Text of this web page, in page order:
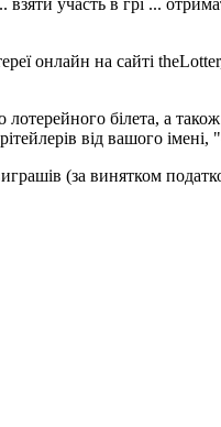
онлайн на сайті
білета, а
від вашого
(за винятком